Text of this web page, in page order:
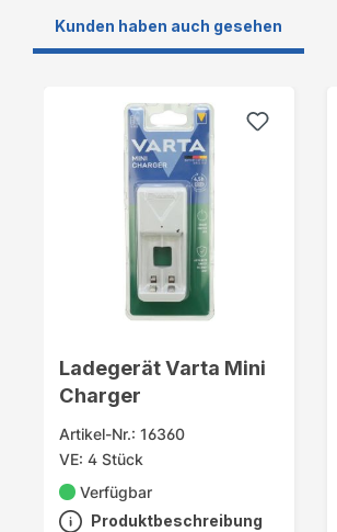
Kunden haben auch gesehen
Ladegerät Varta Mini
Charger
Artikel-Nr.: 16360
VE: 4 Stück
Verfügbar
Produktbeschreibung